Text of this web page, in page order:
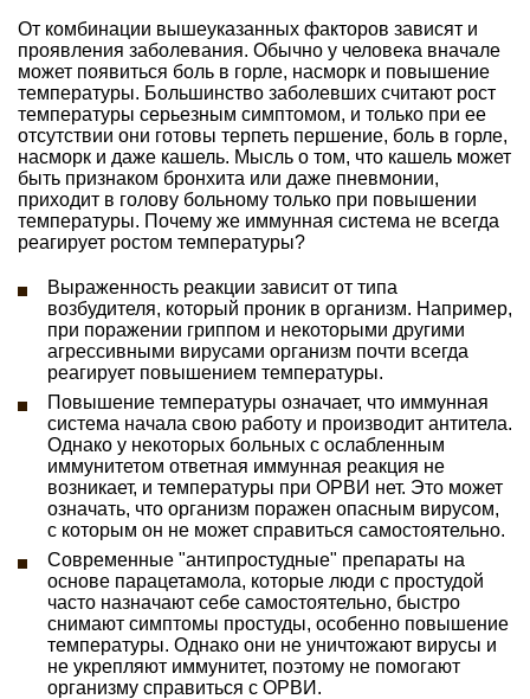
От комбинации вышеуказанных факторов зависят и
проявления заболевания. Обычно у человека вначале
может появиться боль в горле, насморк и повышение
температуры. Большинство заболевших считают рост
температуры серьезным симптомом, и только при ее
отсутствии они готовы терпеть першение, боль в горле,
насморк и даже кашель. Мысль о том, что кашель может
быть признаком бронхита или даже пневмонии,
приходит в голову больному только при повышении
температуры. Почему же иммунная система не всегда
реагирует ростом температуры?
Выраженность реакции зависит от типа
возбудителя, который проник в организм. Например,
при поражении гриппом и некоторыми другими
агрессивными вирусами организм почти всегда
реагирует повышением температуры.
Повышение температуры означает, что иммунная
система начала свою работу и производит антитела.
Однако у некоторых больных с ослабленным
иммунитетом ответная иммунная реакция не
возникает, и температуры при ОРВИ нет. Это может
означать, что организм поражен опасным вирусом,
с которым он не может справиться самостоятельно.
Современные "антипростудные" препараты на
основе парацетамола, которые люди с простудой
часто назначают себе самостоятельно, быстро
снимают симптомы простуды, особенно повышение
температуры. Однако они не уничтожают вирусы и
не укрепляют иммунитет, поэтому не помогают
организму справиться с ОРВИ.